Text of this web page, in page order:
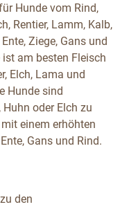
Hunde vom Rind,
Rentier, Lamm, Kalb,
Ziege, Gans und
am besten Fleisch
Elch, Lama und
Hunde sind
oder Elch zu
einem erhöhten
Gans und Rind.
den